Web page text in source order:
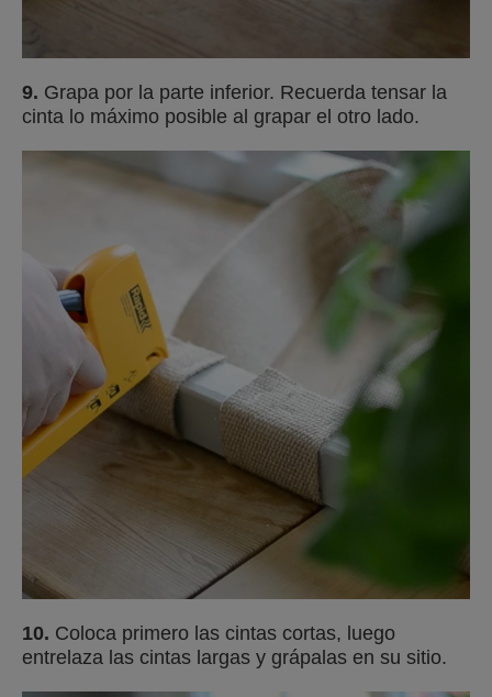
9. Grapa por la parte inferior. Recuerda tensar la
cinta lo máximo posible al grapar el otro lado.
10. Coloca primero las cintas cortas, luego
entrelaza las cintas largas y grápalas en su sitio.